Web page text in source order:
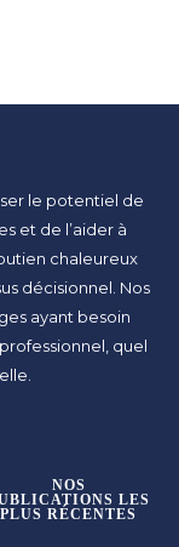
le potentiel de
et de l’aider à
chaleureux
décisionnel. Nos
ayant besoin
quel
NOS
LES
PLUS RÉCENTES